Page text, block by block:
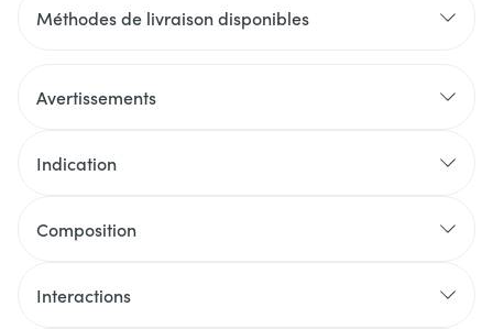
Méthodes de livraison disponibles
Avertissements
Indication
Composition
Interactions